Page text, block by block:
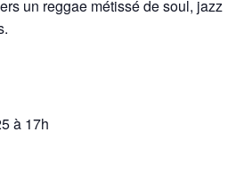
un reggae métissé de soul, jazz
à 17h